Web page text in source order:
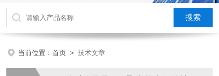
当前位置：首页 >技术文章